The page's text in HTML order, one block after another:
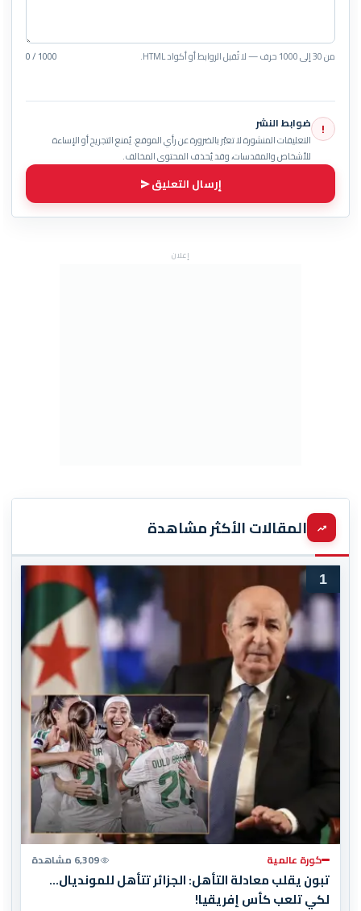
من 30 إلى 1000 حرف — لا تُقبل الروابط أو أكواد HTML. 0 / 1000
! ضوابط النشر
التعليقات المنشورة لا تعبّر بالضرورة عن رأي الموقع. يُمنع التجريح أو الإساءة
للأشخاص والمقدسات، وقد يُحذف المحتوى المخالف.
إرسال التعليق
إعلان
المقالات الأكثر مشاهدة
1
كورة عالمية 6,309 مشاهدة
تبون يقلب معادلة التأهل: الجزائر تتأهل للمونديال…
لكي تلعب كأس إفريقيا!